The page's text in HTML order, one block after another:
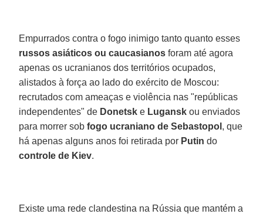
Empurrados contra o fogo inimigo tanto quanto esses
russos asiáticos ou caucasianos foram até agora
apenas os ucranianos dos territórios ocupados,
alistados à força ao lado do exército de Moscou:
recrutados com ameaças e violência nas "repúblicas
independentes" de Donetsk e Lugansk ou enviados
para morrer sobfogo ucraniano de Sebastopol , que
há apenas alguns anos foi retirada por Putin do
controle de Kiev.
Existe uma rede clandestina na Rússia que mantém a